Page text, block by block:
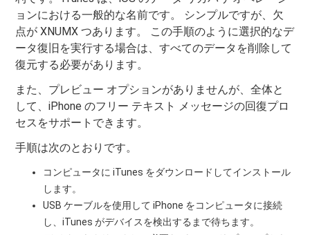
ョンにおける一般的な名前です。 シンプルですが、欠
点が XNUMX つあります。 この手順のように選択的なデ
ータ復旧を実行する場合は、すべてのデータを削除して
復元する必要があります。
また、プレビュー オプションがありませんが、全体と
して、iPhone のフリー テキスト メッセージの回復プロ
セスをサポートできます。
手順は次のとおりです。
コンピュータに iTunes をダウンロードしてインストール
します。
USB ケーブルを使用して iPhone をコンピュータに接続
し、iTunes がデバイスを検出するまで待ちます。